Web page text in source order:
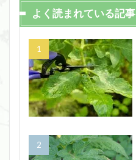
よく読まれている記事